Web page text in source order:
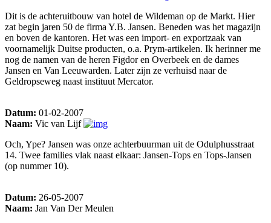
Dit is de achteruitbouw van hotel de Wildeman op de Markt. Hier
zat begin jaren 50 de firma Y.B. Jansen. Beneden was het magazijn
en boven de kantoren. Het was een import- en exportzaak van
voornamelijk Duitse producten, o.a. Prym-artikelen. Ik herinner me
nog de namen van de heren Figdor en Overbeek en de dames
Jansen en Van Leeuwarden. Later zijn ze verhuisd naar de
Geldropseweg naast instituut Mercator.
Datum: 01-02-2007
Naam: Vic van Lijf
Och, Ype? Jansen was onze achterbuurman uit de Odulphusstraat
14. Twee families vlak naast elkaar: Jansen-Tops en Tops-Jansen
(op nummer 10).
Datum: 26-05-2007
Naam: Jan Van Der Meulen